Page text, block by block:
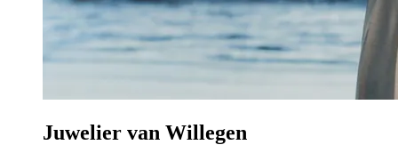
Juwelier van Willegen